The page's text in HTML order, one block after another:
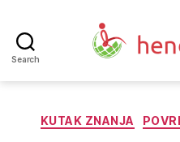
Search
KUTAK ZNANJA